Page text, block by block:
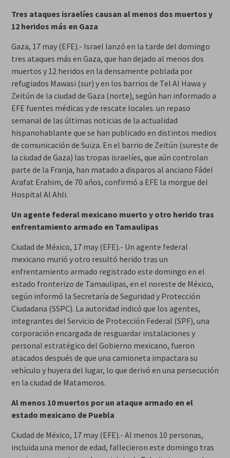
Tres ataques israelíes causan al menos dos muertos y
12 heridos más en Gaza
Gaza, 17 may (EFE).- Israel lanzó en la tarde del domingo
tres ataques más en Gaza, que han dejado al menos dos
muertos y 12 heridos en la densamente poblada por
refugiados Mawasi (sur) y en los barrios de Tel Al Hawa y
Zeitún de la ciudad de Gaza (norte), según han informado a
EFE fuentes médicas y de rescate locales. un repaso
semanal de las últimas noticias de la actualidad
hispanohablante que se han publicado en distintos medios
de comunicación de Suiza. En el barrio de Zeitún (sureste de
la ciudad de Gaza) las tropas israelíes, que aún controlan
parte de la Franja, han matado a disparos al anciano Fádel
Arafat Erahim, de 70 años, confirmó a EFE la morgue del
Hospital Al Ahli.
Un agente federal mexicano muerto y otro herido tras
enfrentamiento armado en Tamaulipas
Ciudad de México, 17 may (EFE).- Un agente federal
mexicano murió y otro resultó herido tras un
enfrentamiento armado registrado este domingo en el
estado fronterizo de Tamaulipas, en el noreste de México,
según informó la Secretaría de Seguridad y Protección
Ciudadana (SSPC). La autoridad indicó que los agentes,
integrantes del Servicio de Protección Federal (SPF), una
corporación encargada de resguardar instalaciones y
personal estratégico del Gobierno mexicano, fueron
atacados después de que una camioneta impactara su
vehículo y huyera del lugar, lo que derivó en una persecución
en la ciudad de Matamoros.
Al menos 10 muertos por un ataque armado en el
estado mexicano de Puebla
Ciudad de México, 17 may (EFE).- Al menos 10 personas,
incluida una menor de edad, fallecieron este domingo tras